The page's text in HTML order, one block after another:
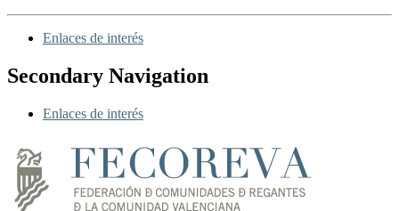
Enlaces de interés
Secondary Navigation
Enlaces de interés